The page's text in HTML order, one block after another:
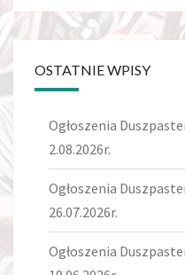
OSTATNIE WPISY
Ogłoszenia
2.08.2026r.
Ogłoszenia
26.07.2026r.
Ogłoszenia